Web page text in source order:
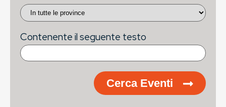
Contenente il seguente testo
Cerca Eventi